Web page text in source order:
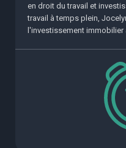
en droit du travail et
travail à temps plein,
l'investissement immobilier